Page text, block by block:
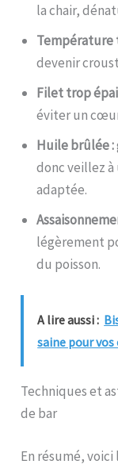
la chair,
Température
devenir
Filet trop
éviter un
Huile brûlée :
donc veillez
adaptée.
légèrement
du poisson.
A lire aussi :
saine pour vos
Techniques et
de bar
En résumé,